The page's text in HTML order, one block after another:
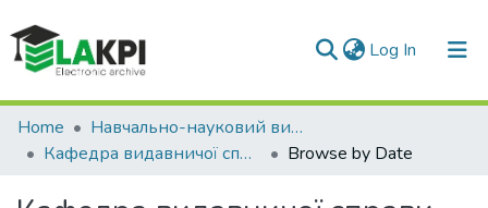
Log In (current)
Communities & Collections
All of DSpace
Home
Навчально-науковий видавничо-полiграфiчний інститут (НН ВПІ)
Кафедра видавничої справи та редагування (ВСР)
Browse by Date